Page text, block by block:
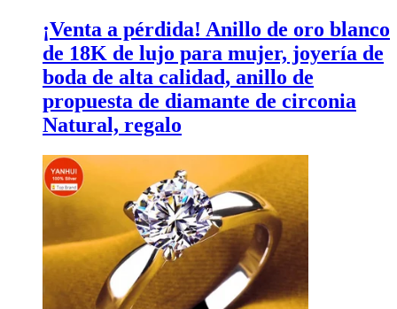
¡Venta a pérdida! Anillo de oro blanco
de 18K de lujo para mujer, joyería de
boda de alta calidad, anillo de
propuesta de diamante de circonia
Natural, regalo